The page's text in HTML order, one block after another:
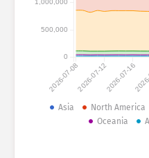
Estatísticas de ataque:
Países
Conjunto de dados
2026-07-082026-07-122026-07-16
0
500,000
1,000,000
Asia North America
Oceania